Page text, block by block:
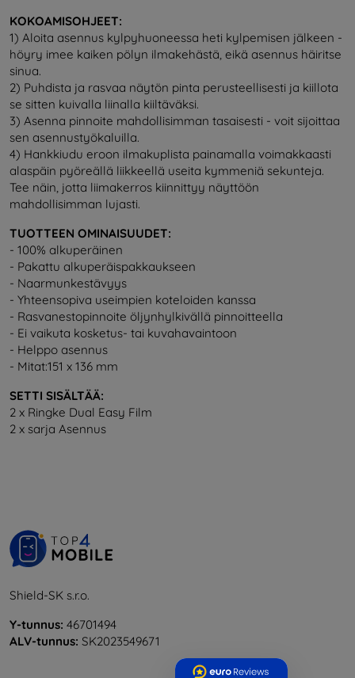
KOKOAMISOHJEET:
1) Aloita asennus kylpyhuoneessa heti kylpemisen jälkeen -
höyry imee kaiken pölyn ilmakehästä, eikä asennus häiritse
sinua.
2) Puhdista ja rasvaa näytön pinta perusteellisesti ja kiillota
se sitten kuivalla liinalla kiiltäväksi.
3) Asenna pinnoite mahdollisimman tasaisesti - voit sijoittaa
sen asennustyökaluilla.
4) Hankkiudu eroon ilmakuplista painamalla voimakkaasti
alaspäin pyöreällä liikkeellä useita kymmeniä sekunteja.
Tee näin, jotta liimakerros kiinnittyy näyttöön
mahdollisimman lujasti.
TUOTTEEN OMINAISUUDET:
- 100% alkuperäinen
- Pakattu alkuperäispakkaukseen
- Naarmunkestävyys
- Yhteensopiva useimpien koteloiden kanssa
- Rasvanestopinnoite öljynhylkivällä pinnoitteella
- Ei vaikuta kosketus- tai kuvahavaintoon
- Helppo asennus
- Mitat:151 x 136 mm
SETTI SISÄLTÄÄ:
2 x Ringke Dual Easy Film
2 x sarja Asennus
Shield-SK s.r.o.
Y-tunnus: 46701494
ALV-tunnus: SK2023549671